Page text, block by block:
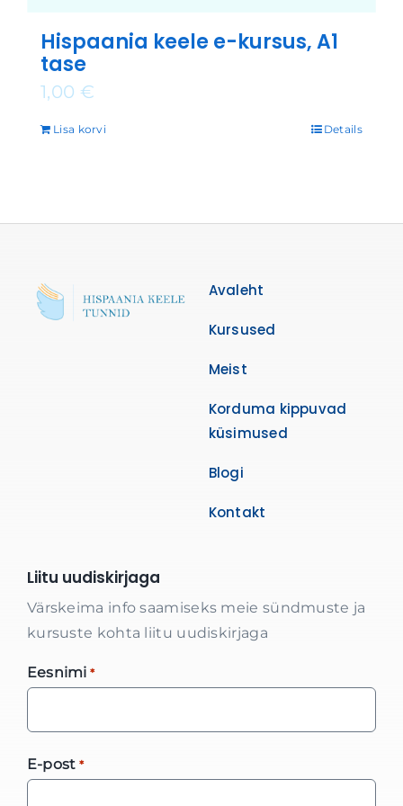
Hispaania keele e-kursus, A1
tase
1,00 €
Lisa korvi Details
Avaleht
Kursused
Meist
Korduma kippuvad
küsimused
Blogi
Kontakt
Liitu uudiskirjaga
Värskeima info saamiseks meie sündmuste ja
kursuste kohta liitu uudiskirjaga
Eesnimi *
E-post *